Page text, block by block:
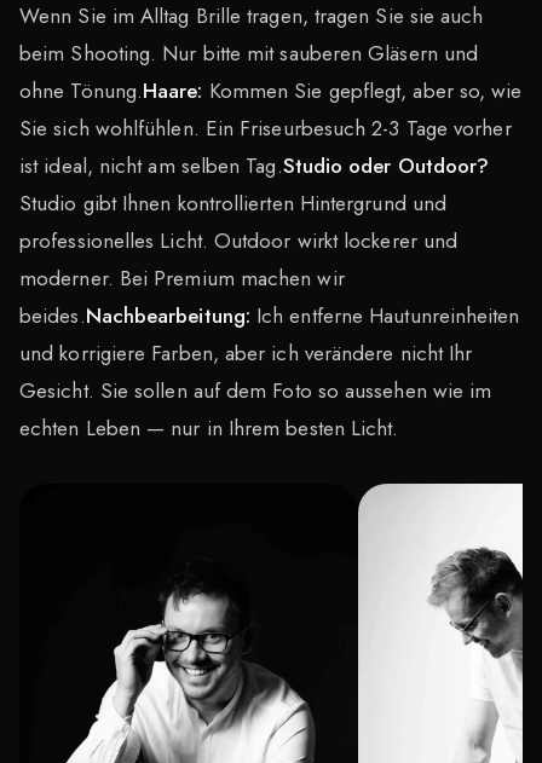
Wenn Sie im Alltag Brille tragen, tragen Sie sie auch
beim Shooting. Nur bitte mit sauberen Gläsern und
ohne Tönung.Haare: Kommen Sie gepflegt, aber so, wie
Sie sich wohlfühlen. Ein Friseurbesuch 2-3 Tage vorher
ist ideal, nicht am selben Tag.Studio oder Outdoor?
Studio gibt Ihnen kontrollierten Hintergrund und
professionelles Licht. Outdoor wirkt lockerer und
moderner. Bei Premium machen wir
beides.Nachbearbeitung: Ich entferne Hautunreinheiten
und korrigiere Farben, aber ich verändere nicht Ihr
Gesicht. Sie sollen auf dem Foto so aussehen wie im
echten Leben — nur in Ihrem besten Licht.